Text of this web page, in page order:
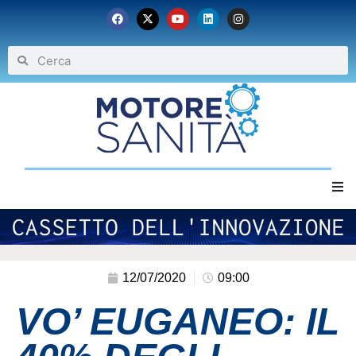
Home
Eventi
Archivio
12/07/2020 09:00
VO’ EUGANEO: IL